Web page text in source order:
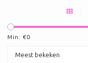
Min: €0